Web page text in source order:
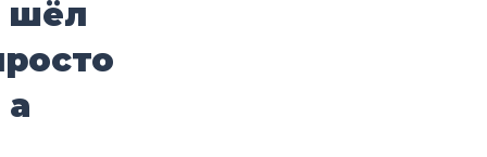
шёл